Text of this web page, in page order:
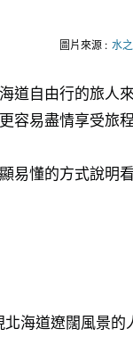
圖片來源 : 水
道自由行的旅人
容易盡情享受旅程
易懂的方式說明
海道遼闊風景的